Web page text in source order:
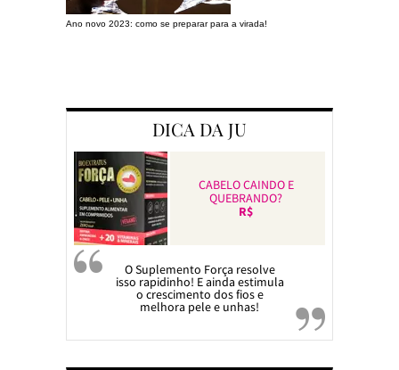
Ano novo 2023: como se preparar para a virada!
DICA DA JU
CABELO CAINDO E
QUEBRANDO?
R$
O Suplemento Força resolve
isso rapidinho! E ainda estimula
o crescimento dos fios e
melhora pele e unhas!